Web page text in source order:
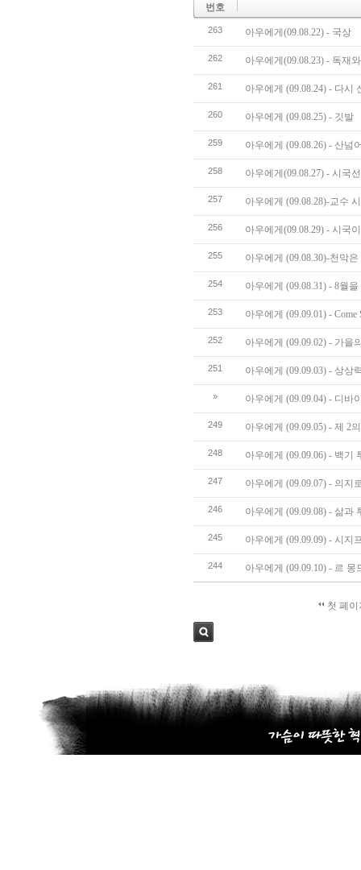
번호
263 아우에게(09.08.22) - 국상
262 아우에게(09.08.23) - 독재
261 아우에게 (09.08.24) - 다시
260 아우에게 (09.08.25) - 깃발
259 아우에게 (09.08.26) - 산넘
258 아우에게(09.08.27) - 시국
257 아우에게 (09.08.28)-교수
256 아우에게(09.08.29) - 시국
255 아우에게 (09.08.30)-천막
254 아우에게 (09.08.31) - 8월
253 아우에게 (09.09.01) - Come
252 아우에게 (09.09.02) - 가을
251 아우에게 (09.09.03) - 상상
» 아우에게 (09.09.04) - 디바
249 아우에게 (09.09.05) - 제 2
248 아우에게 (09.09.06) - 백기
247 아우에게 (09.09.07) - 의지
246 아우에게 (09.09.08) - 삶과
245 아우에게 (09.09.09) - 시지
244 아우에게 (09.09.10) - 르
첫 페이